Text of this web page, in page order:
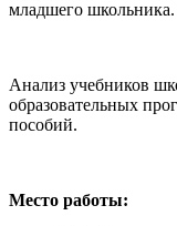
младшего школьника.
Анализ учебников
образовательных
пособий.
Место работы: